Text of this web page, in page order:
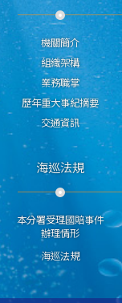
機關簡介
組織架構
業務職掌
歷年重大事紀摘要
交通資訊
海巡法規
本分署受理國賠事件
辦理情形
海巡法規